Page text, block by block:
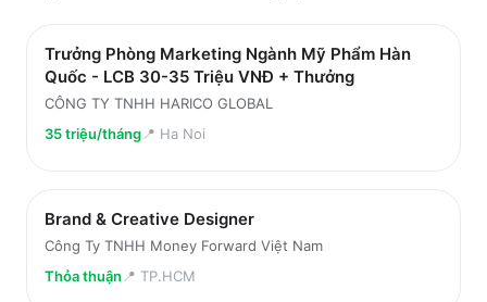
Trưởng Phòng Marketing Ngành Mỹ Phẩm Hàn
Quốc - LCB 30-35 Triệu VNĐ + Thưởng
CÔNG TY TNHH HARICO GLOBAL
35 triệu/tháng📍 Ha Noi
Brand & Creative Designer
Công Ty TNHH Money Forward Việt Nam
Thỏa thuận 📍 TP.HCM